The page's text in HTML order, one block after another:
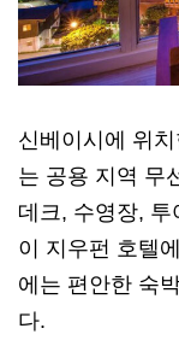
신베이시에 위
는 공용 지역 무
데크, 수영장,
이 지우펀 호텔
에는 편안한 숙
다.